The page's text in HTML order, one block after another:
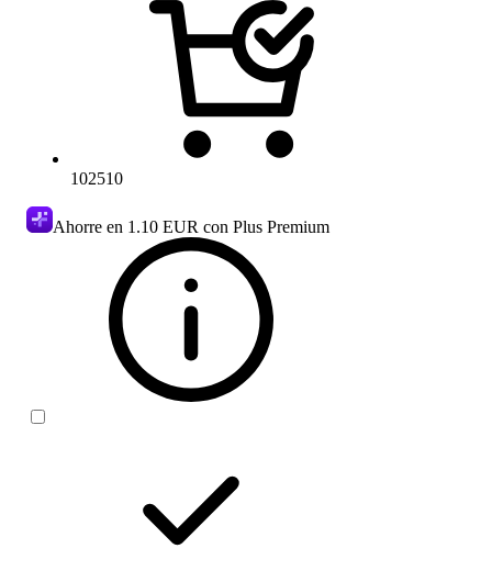
102510
Ahorre en 1.10 EUR con Plus Premium